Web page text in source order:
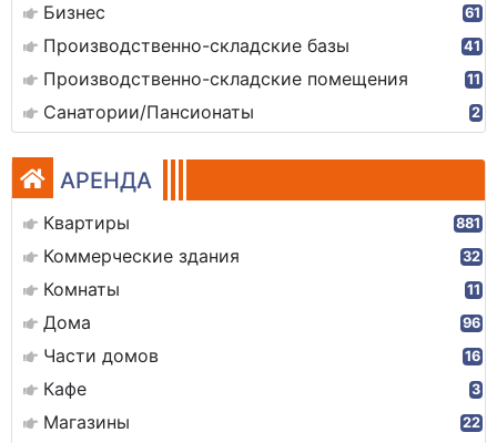
Бизнес 61
Производственно-складские базы 41
Производственно-складские помещения 11
Санатории/Пансионаты 2
АРЕНДА
Квартиры 881
Коммерческие здания 32
Комнаты 11
Дома 96
Части домов 16
Кафе 3
Магазины 22